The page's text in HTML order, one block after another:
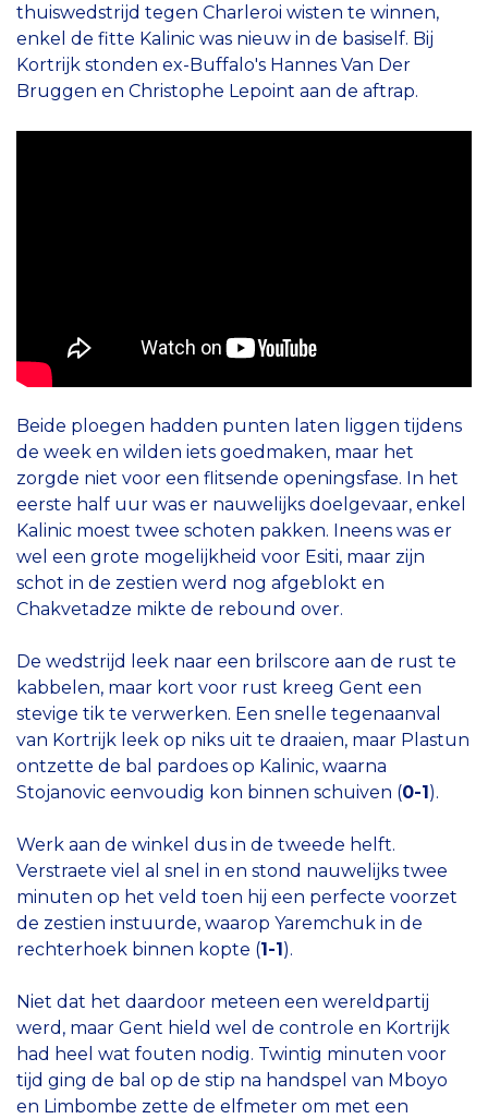
thuiswedstrijd tegen Charleroi wisten te winnen,
enkel de fitte Kalinic was nieuw in de basiself. Bij
Kortrijk stonden ex-Buffalo's Hannes Van Der
Bruggen en Christophe Lepoint aan de aftrap.
Beide ploegen hadden punten laten liggen tijdens
de week en wilden iets goedmaken, maar het
zorgde niet voor een flitsende openingsfase. In het
eerste half uur was er nauwelijks doelgevaar, enkel
Kalinic moest twee schoten pakken. Ineens was er
wel een grote mogelijkheid voor Esiti, maar zijn
schot in de zestien werd nog afgeblokt en
Chakvetadze mikte de rebound over.
De wedstrijd leek naar een brilscore aan de rust te
kabbelen, maar kort voor rust kreeg Gent een
stevige tik te verwerken. Een snelle tegenaanval
van Kortrijk leek op niks uit te draaien, maar Plastun
ontzette de bal pardoes op Kalinic, waarna
Stojanovic eenvoudig kon binnen schuiven (0-1).
Werk aan de winkel dus in de tweede helft.
Verstraete viel al snel in en stond nauwelijks twee
minuten op het veld toen hij een perfecte voorzet
de zestien instuurde, waarop Yaremchuk in de
rechterhoek binnen kopte (1-1).
Niet dat het daardoor meteen een wereldpartij
werd, maar Gent hield wel de controle en Kortrijk
had heel wat fouten nodig. Twintig minuten voor
tijd ging de bal op de stip na handspel van Mboyo
en Limbombe zette de elfmeter om met een